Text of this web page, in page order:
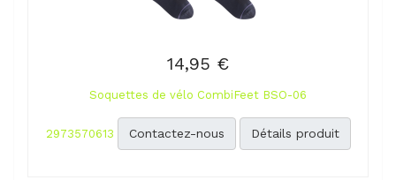
14,95 €
Soquettes de vélo CombiFeet BSO-06
2973570613 Contactez-nous Détails produit